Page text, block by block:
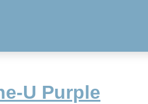
U Purple